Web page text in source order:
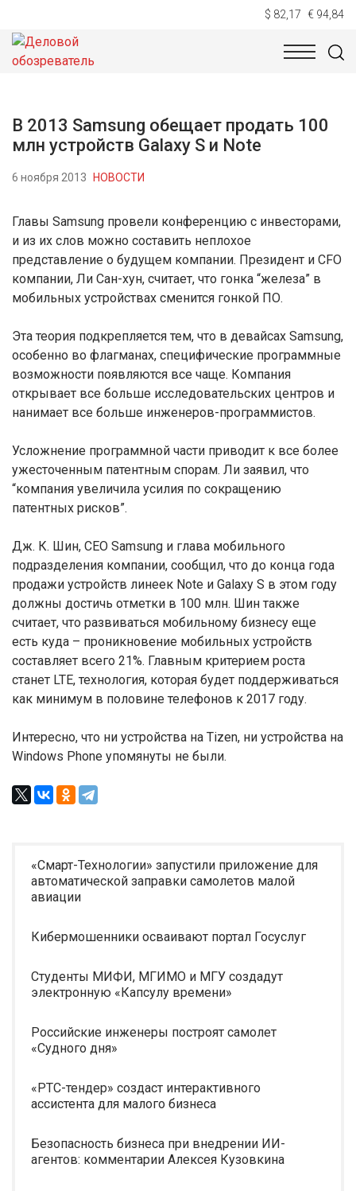
$ 82,17 € 94,84
НОВОСТИ
В 2013 Samsung обещает продать 100
млн устройств Galaxy S и Note
6 ноября 2013 НОВОСТИ
Главы Samsung провели конференцию с инвесторами,
и из их слов можно составить неплохое
представление о будущем компании. Президент и CFO
компании, Ли Сан-хун, считает, что гонка “железа” в
мобильных устройствах сменится гонкой ПО.
Эта теория подкрепляется тем, что в девайсах Samsung,
особенно во флагманах, специфические программные
возможности появляются все чаще. Компания
открывает все больше исследовательских центров и
нанимает все больше инженеров-программистов.
Усложнение программной части приводит к все более
ужесточенным патентным спорам. Ли заявил, что
“компания увеличила усилия по сокращению
патентных рисков”.
Дж. К. Шин, CEO Samsung и глава мобильного
подразделения компании, сообщил, что до конца года
продажи устройств линеек Note и Galaxy S в этом году
должны достичь отметки в 100 млн. Шин также
считает, что развиваться мобильному бизнесу еще
есть куда – проникновение мобильных устройств
составляет всего 21%. Главным критерием роста
станет LTE, технология, которая будет поддерживаться
как минимум в половине телефонов к 2017 году.
Интересно, что ни устройства на Tizen, ни устройства на
Windows Phone упомянуты не были.
«Смарт-Технологии» запустили приложение для
автоматической заправки самолетов малой
авиации
Кибермошенники осваивают портал Госуслуг
Студенты МИФИ, МГИМО и МГУ создадут
электронную «Капсулу времени»
Российские инженеры построят самолет
«Судного дня»
«РТС-тендер» создаст интерактивного
ассистента для малого бизнеса
Безопасность бизнеса при внедрении ИИ-
агентов: комментарии Алексея Кузовкина